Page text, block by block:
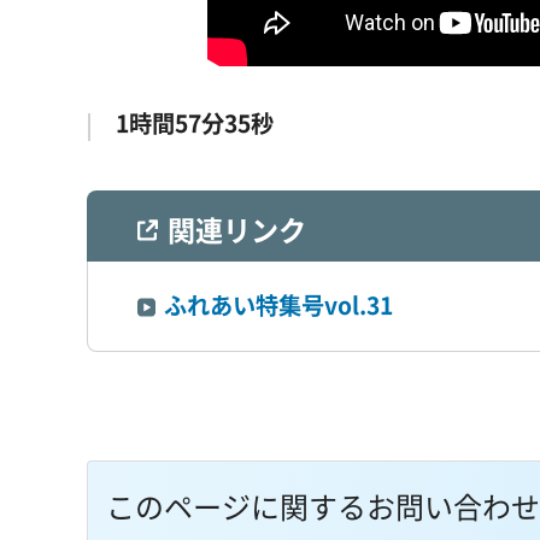
1時間57分35秒
関連リンク
ふれあい特集号vol.31
このページに関するお問い合わ